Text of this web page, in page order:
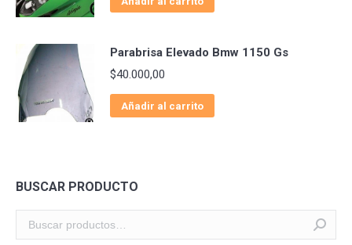
Parabrisa Elevado Bmw 1150 Gs
$40.000,00
Añadir al carrito
BUSCAR PRODUCTO